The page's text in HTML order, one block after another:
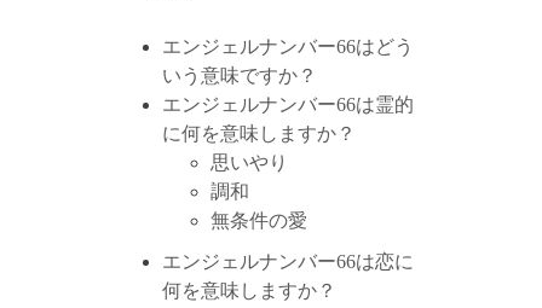
エンジェルナンバー66はどう
いう意味ですか？
エンジェルナンバー66は霊的
に何を意味しますか？
思いやり
調和
無条件の愛
エンジェルナンバー66は恋に
何を意味しますか？